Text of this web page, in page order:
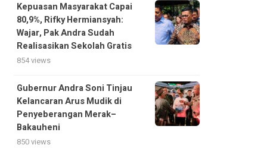
Kepuasan Masyarakat Capai
80,9%, Rifky Hermiansyah:
Wajar, Pak Andra Sudah
Realisasikan Sekolah Gratis
854 views
Gubernur Andra Soni Tinjau
Kelancaran Arus Mudik di
Penyeberangan Merak–
Bakauheni
850 views